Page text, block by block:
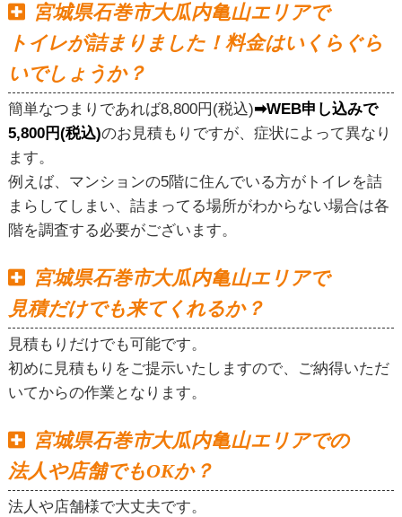
宮城県石巻市大瓜内亀山エリアで
トイレが詰まりました！料金はいくらぐら
いでしょうか？
簡単なつまりであれば8,800円(税込)➡WEB申し込みで
5,800円(税込)のお見積もりですが、症状によって異なり
ます。
例えば、マンションの5階に住んでいる方がトイレを詰
まらしてしまい、詰まってる場所がわからない場合は各
階を調査する必要がございます。
宮城県石巻市大瓜内亀山エリアで
見積だけでも来てくれるか？
見積もりだけでも可能です。
初めに見積もりをご提示いたしますので、ご納得いただ
いてからの作業となります。
宮城県石巻市大瓜内亀山エリアでの
法人や店舗でもOKか？
法人や店舗様で大丈夫です。